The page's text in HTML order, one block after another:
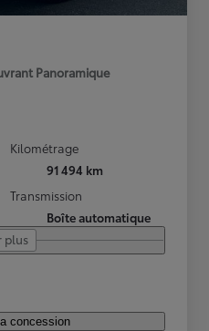
Panoramique
Kilométrage
91 494 km
Transmission
Boîte automatique
plus
concession